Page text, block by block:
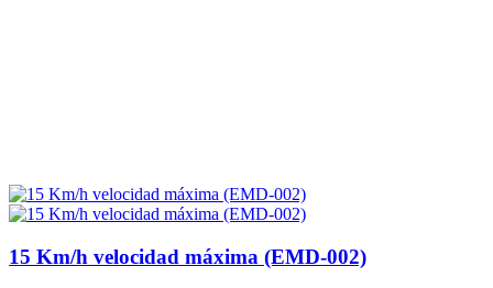
15 Km/h velocidad máxima (EMD-002)